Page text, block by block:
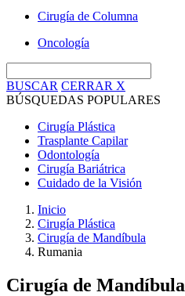
Cirugía de Columna
Oncología
BUSCAR CERRAR X
BÚSQUEDAS POPULARES
Cirugía Plástica
Trasplante Capilar
Odontología
Cirugía Bariátrica
Cuidado de la Visión
Inicio
Cirugía Plástica
Cirugía de Mandíbula
Rumania
Cirugía de Mandíbula